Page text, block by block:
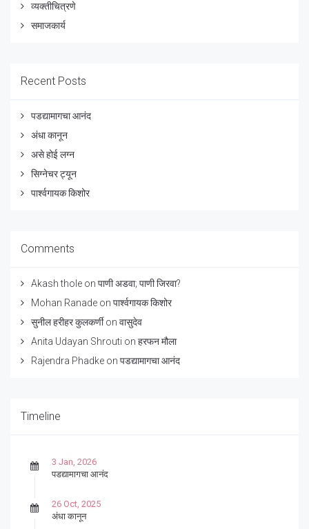
व्यक्तीचित्रणे
समाजकार्य
Recent Posts
पडद्यामागचा आनंद
अंधा कानून
असे होई लग्न
सिग्नेचर ट्यून
पार्श्वगायक किशोर
Comments
Akash thole on पाणी अडवा; पाणी जिरवा?
Mohan Ranade on पार्श्वगायक किशोर
सुनील हरीहर कुलकर्णीon वासुदेव
Anita Udayan Shrouti on हरफन मौला
Rajendra Phadke on पडद्यामागचा आनंद
Timeline
3 Jan, 2026
पडद्यामागचा आनंद
26 Oct, 2025
अंधा कानून